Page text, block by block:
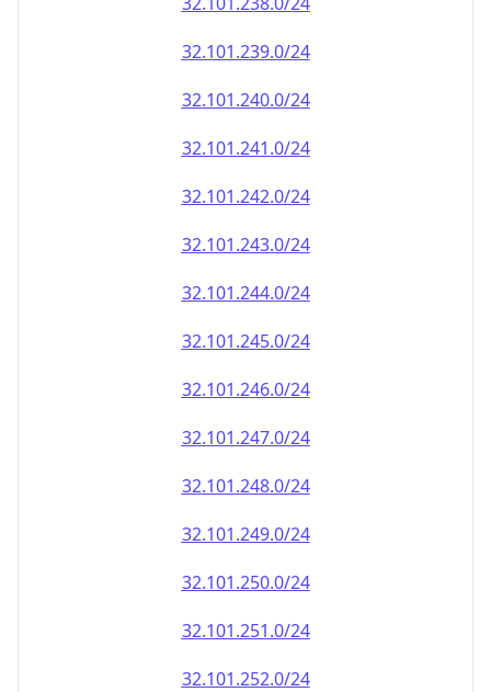
32.101.239.0/24
32.101.240.0/24
32.101.241.0/24
32.101.242.0/24
32.101.243.0/24
32.101.244.0/24
32.101.245.0/24
32.101.246.0/24
32.101.247.0/24
32.101.248.0/24
32.101.249.0/24
32.101.250.0/24
32.101.251.0/24
32.101.252.0/24